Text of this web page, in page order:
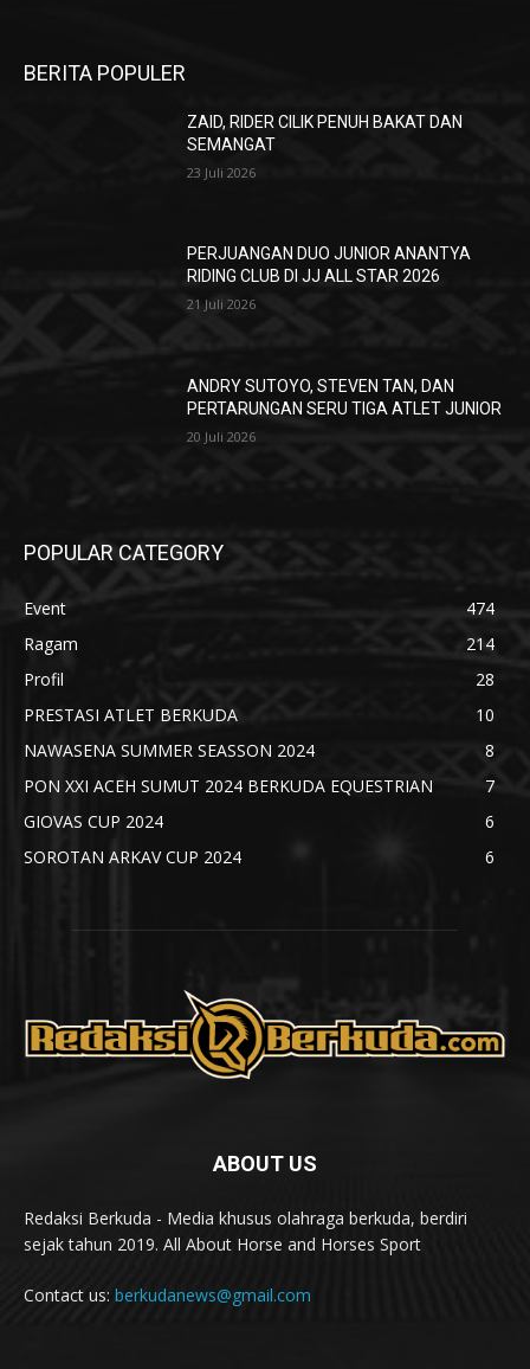
BERITA POPULER
ZAID, RIDER CILIK PENUH BAKAT DAN
SEMANGAT
23 Juli 2026
PERJUANGAN DUO JUNIOR ANANTYA
RIDING CLUB DI JJ ALL STAR 2026
21 Juli 2026
ANDRY SUTOYO, STEVEN TAN, DAN
PERTARUNGAN SERU TIGA ATLET JUNIOR
20 Juli 2026
POPULAR CATEGORY
Event
474
Ragam
214
Profil
28
PRESTASI ATLET BERKUDA
10
NAWASENA SUMMER SEASSON 2024
8
PON XXI ACEH SUMUT 2024 BERKUDA EQUESTRIAN
7
GIOVAS CUP 2024
6
SOROTAN ARKAV CUP 2024
6
ABOUT US
Redaksi Berkuda - Media khusus olahraga berkuda, berdiri
sejak tahun 2019. All About Horse and Horses Sport
Contact us: berkudanews@gmail.com